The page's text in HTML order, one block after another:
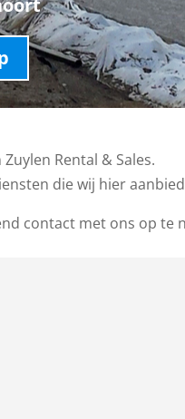
Rental & Sales.
die wij hier
contact met ons op te